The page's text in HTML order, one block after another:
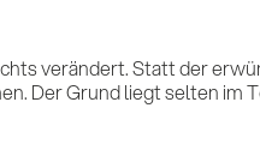
verändert. Statt der
Der Grund liegt selten im